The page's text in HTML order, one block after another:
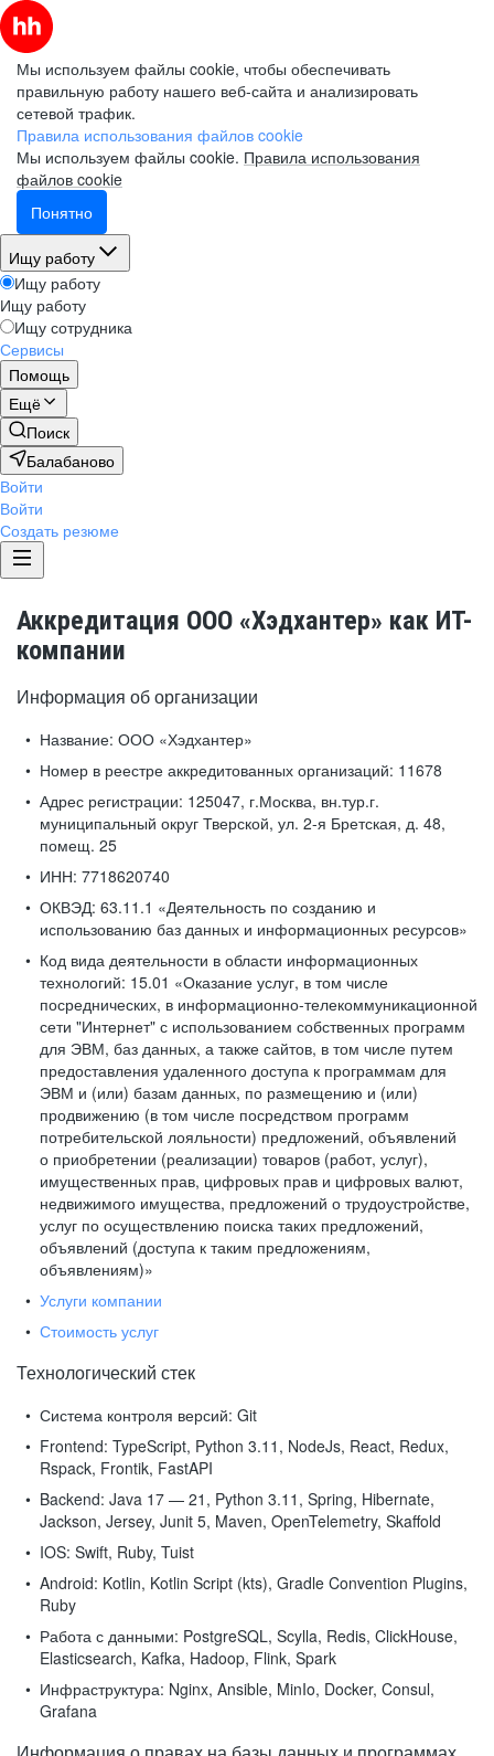
Мы используем файлы cookie, чтобы обеспечивать
правильную работу нашего веб-сайта и анализировать
сетевой трафик.
Правила использования файлов cookie
Мы используем файлы cookie. Правила использования
файлов cookie
Понятно
Ищу работу
Ищу работу
Ищу работу
Ищу сотрудника
Сервисы
Помощь
Ещё
Поиск
Балабаново
Войти
Войти
Создать резюме
Аккредитация ООО «Хэдхантер» как ИТ-
компании
Информация об организации
Название: ООО «Хэдхантер»
Номер в реестре аккредитованных организаций: 11678
Адрес регистрации: 125047, г.Москва, вн.тур.г.
муниципальный округ Тверской, ул. 2-я Бретская, д. 48,
помещ. 25
ИНН: 7718620740
ОКВЭД: 63.11.1 «Деятельность по созданию и
использованию баз данных и информационных ресурсов»
Код вида деятельности в области информационных
технологий: 15.01 «Оказание услуг, в том числе
посреднических, в информационно-телекоммуникационной
сети "Интернет" с использованием собственных программ
для ЭВМ, баз данных, а также сайтов, в том числе путем
предоставления удаленного доступа к программам для
ЭВМ и (или) базам данных, по размещению и (или)
продвижению (в том числе посредством программ
потребительской лояльности) предложений, объявлений
о приобретении (реализации) товаров (работ, услуг),
имущественных прав, цифровых прав и цифровых валют,
недвижимого имущества, предложений о трудоустройстве,
услуг по осуществлению поиска таких предложений,
объявлений (доступа к таким предложениям,
объявлениям)»
Услуги компании
Стоимость услуг
Технологический стек
Система контроля версий: Git
Frontend: TypeScript, Python 3.11, NodeJs, React, Redux,
Rspack, Frontik, FastAPI
Backend: Java 17 — 21, Python 3.11, Spring, Hibernate,
Jackson, Jersey, Junit 5, Maven, OpenTelemetry, Skaffold
IOS: Swift, Ruby, Tuist
Android: Kotlin, Kotlin Script (kts), Gradle Convention Plugins,
Ruby
Работа с данными: PostgreSQL, Scylla, Redis, ClickHouse,
Elasticsearch, Kafka, Hadoop, Flink, Spark
Инфраструктура: Nginx, Ansible, MinIo, Docker, Consul,
Grafana